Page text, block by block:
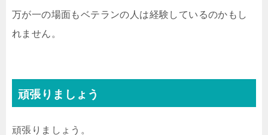
万が一の場面もベテランの人は経験しているのかもし
れません。
頑張りましょう
頑張りましょう。